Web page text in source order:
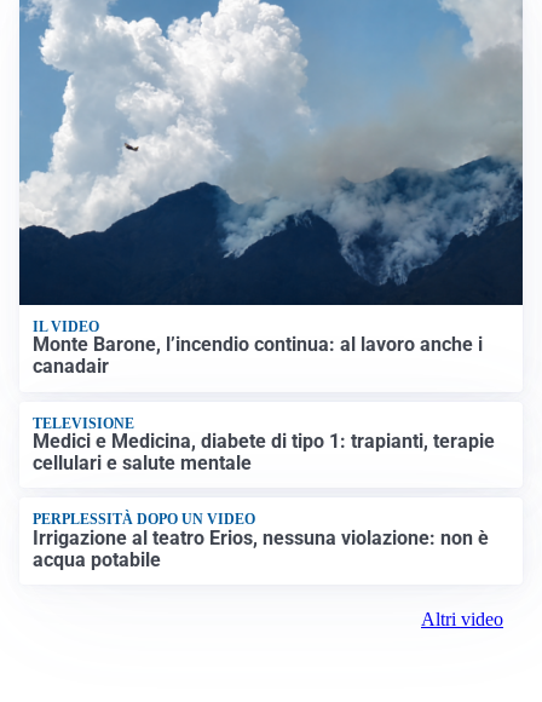
IL VIDEO
Monte Barone, l’incendio continua: al lavoro anche i
canadair
TELEVISIONE
Medici e Medicina, diabete di tipo 1: trapianti, terapie
cellulari e salute mentale
PERPLESSITÀ DOPO UN VIDEO
Irrigazione al teatro Erios, nessuna violazione: non è
acqua potabile
Altri video